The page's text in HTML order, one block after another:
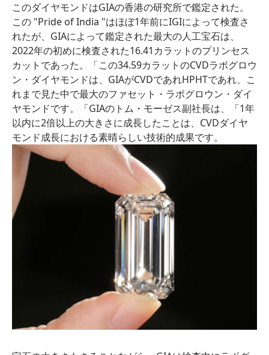
このダイヤモンドはGIAの香港の研究所で鑑定された。
この "Pride of India "はほぼ1年前にIGIによって検査さ
れたが、GIAによって鑑定された最大の人工宝石は、
2022年の初めに検査された16.41カラットのプリンセス
カットであった。「この34.59カラットのCVDラボグロウ
ン・ダイヤモンドは、GIAがCVDであれHPHTであれ、こ
れまで見た中で最大のファセット・ラボグロウン・ダイ
ヤモンドです。「GIAのトム・モーゼス副社長は、「1年
以内に2倍以上の大きさに成長したことは、CVDダイヤ
モンド成長における素晴らしい技術的成果です。